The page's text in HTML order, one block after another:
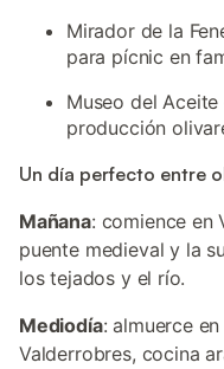
Mirador de la
para pícnic en
Museo del
producción
Un día perfecto entre
Mañana: comience en
puente medieval y la
los tejados y el río.
Mediodía: almuerce
Valderrobres, cocina